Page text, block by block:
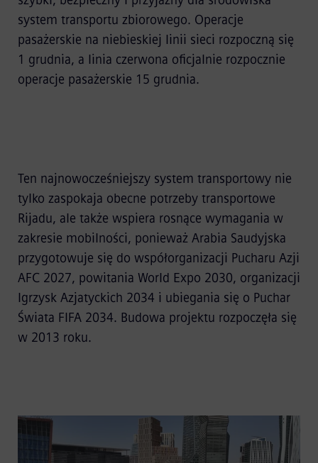
system transportu zbiorowego. Operacje
pasażerskie na niebieskiej linii sieci rozpoczną się
1 grudnia, a linia czerwona oficjalnie rozpocznie
operacje pasażerskie 15 grudnia.
Ten najnowocześniejszy system transportowy nie
tylko zaspokaja obecne potrzeby transportowe
Rijadu, ale także wspiera rosnące wymagania w
zakresie mobilności, ponieważ Arabia Saudyjska
przygotowuje się do współorganizacji Pucharu Azji
AFC 2027, powitania World Expo 2030, organizacji
Igrzysk Azjatyckich 2034 i ubiegania się o Puchar
Świata FIFA 2034. Budowa projektu rozpoczęła się
w 2013 roku.